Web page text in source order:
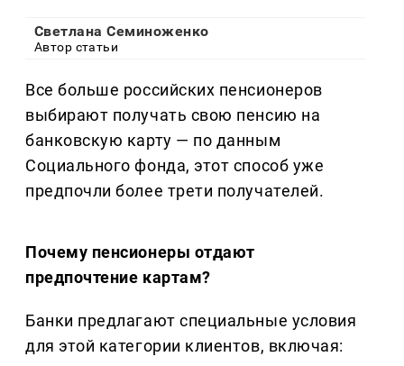
Светлана Семиноженко
Автор статьи
Все больше российских пенсионеров
выбирают получать свою пенсию на
банковскую карту — по данным
Социального фонда, этот способ уже
предпочли более трети получателей.
Почему пенсионеры отдают
предпочтение картам?
Банки предлагают специальные условия
для этой категории клиентов, включая: